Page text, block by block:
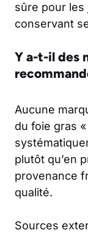
sûre pour
conservant
Y a-t-il des
Aucune
du foie gras
plutôt qu’en
provenance
qualité.
Sources